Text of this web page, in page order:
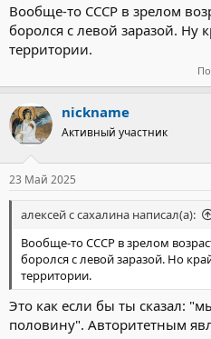
Вообще-то СССР в зрелом
боролся с левой заразой. Ну
территории.
nickname
Активный участник
23 Май 2025
алексей с сахалина написал(а):
Вообще-то СССР в зрелом
боролся с левой заразой. Но
территории.
Это как если бы ты сказал:
половину". Авторитетным